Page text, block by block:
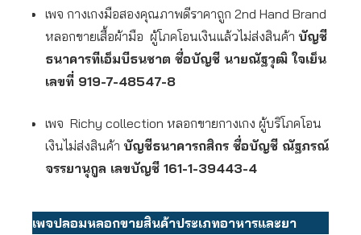
เพจ กางเกงมือสองคุณภาพดีราคาถูก 2nd Hand Brand
หลอกขายเสื้อผ้ามือ ผู้โภคโอนเงินแล้วไม่ส่งสินค้า บัญชี
ธนาคารทีเอ็มบีธนชาต ชื่อบัญชี นายณัฐวุฒิ ใจเย็น
เลขที่ 919-7-48547-8
เพจ Richy collection หลอกขายกางเกง ผู้บริโภคโอน
เงินไม่ส่งสินค้า บัญชีธนาคารกสิกร ชื่อบัญชี ณัฐภรณ์
จรรยานุกูล เลขบัญชี 161-1-39443-4
เพจปลอมหลอกขายสินค้าประเภทอาหารและยา